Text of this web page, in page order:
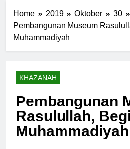
Home 2019 Oktober
30
Pembangunan Museum
Muhammadiyah
KHAZANAH
Pembangunan
Rasulullah,
Muhammadiyah